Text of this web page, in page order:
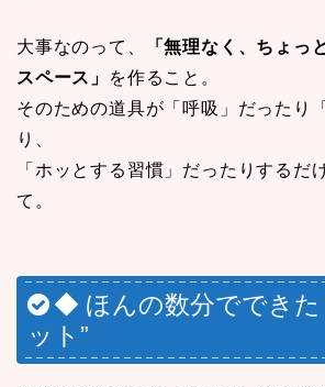
大事なのって、
「無理なく、ちょっ
スペース」
を作ること。
そのための道具が「呼吸」だったり
り、
「ホッとする習慣」だったりするだ
て。
◆ ほんの数分でできた
ット”